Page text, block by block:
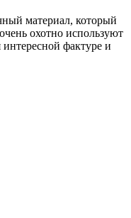
материал, который
охотно используют
интересной фактуре и